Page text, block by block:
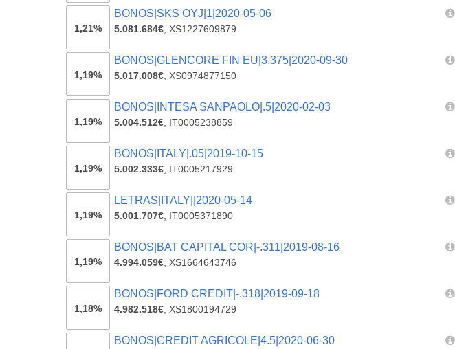
1,21%
BONOS|SKS OYJ|1|2020-05-06
5.081.684€,XS1227609879
1,19%
BONOS|GLENCORE FIN EU|3.375|2020-09-30
5.017.008€,XS0974877150
1,19%
BONOS|INTESA SANPAOLO|.5|2020-02-03
5.004.512€, IT0005238859
1,19%
BONOS|ITALY|.05|2019-10-15
5.002.333€, IT0005217929
1,19%
LETRAS|ITALY||2020-05-14
5.001.707€, IT0005371890
1,19%
BONOS|BAT CAPITAL COR|-.311|2019-08-16
4.994.059€,XS1664643746
1,18%
BONOS|FORD CREDIT|-.318|2019-09-18
4.982.518€,XS1800194729
BONOS|CREDIT AGRICOLE|4.5|2020-06-30